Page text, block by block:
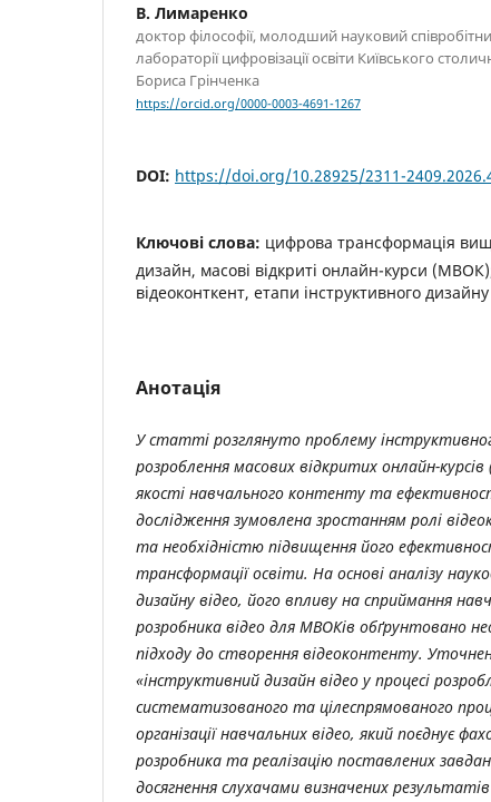
В. Лимаренко
доктор філософії, молодший науковий
лабораторії цифровізації освіти Київського
Бориса Грінченка
https://orcid.org/0000-0003-4691-1267
DOI: https://doi.org/10.28925/2311-
Ключові слова: цифрова трансформація
дизайн, масові відкриті онлайн-курси
відеоконткент, етапи інструктивного дизайну
Анотація
У статті розглянуто проблему
розроблення масових відкритих онлайн-
якості навчального контенту та
дослідження зумовлена зростанням ролі
та необхідністю підвищення його
трансформації освіти. На основі аналізу
дизайну відео, його впливу на сприймання
розробника відео для МВОКів обґрунтовано
підходу до створення відеоконтенту.
«інструктивний дизайн відео у процесі
систематизованого та цілеспрямованого
організації навчальних відео, який поєднує
розробника та реалізацію поставлених
досягнення слухачами визначених